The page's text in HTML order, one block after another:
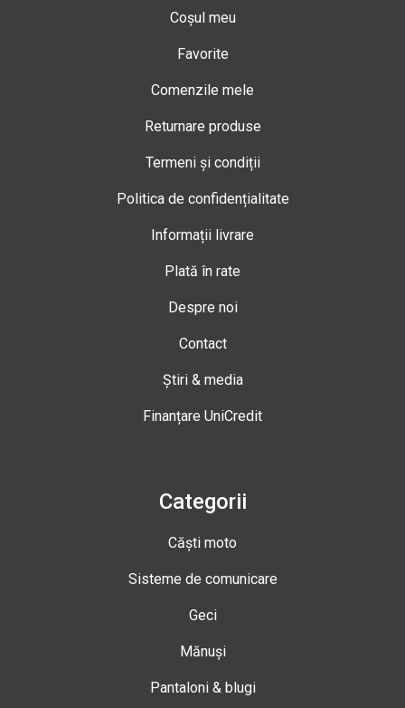
Coșul meu
Favorite
Comenzile mele
Returnare produse
Termeni și condiții
Politica de confidențialitate
Informații livrare
Plată în rate
Despre noi
Contact
Știri & media
Finanțare UniCredit
Categorii
Căști moto
Sisteme de comunicare
Geci
Mănuși
Pantaloni & blugi